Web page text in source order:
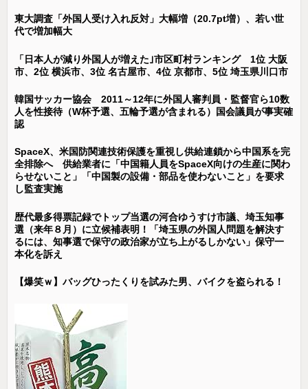
東大調査「外国人受け入れ反対」大幅増（20.7pt増）、若い世
代で増加幅大
「日本人が減り外国人が増えた｣市区町村ランキング 1位 大阪
市、2位 横浜市、3位 名古屋市、4位 京都市、5位 埼玉県川口市
韓国サッカー協会 2011～12年に外国人審判員・監督官ら10数
人を性接待（W杯予選、五輪予選が含まれる）国会議員が事実確
認
SpaceX、米国防関連技術保護を重視し供給連鎖から中国系を完
全排除へ 供給業者に「中国籍人員をSpaceX向けの生産に関わ
らせないこと」「中国製の設備・部品を使わないこと」を要求
し監査実施
歴代最多得票記録でトップ当選の河合ゆうすけ市議、埼玉知事
選（来年８月）に立候補表明！「埼玉県の外国人問題を解決す
るには、知事選で保守の政治家が立ち上がるしかない」保守一
本化を訴え
【爆笑ｗ】バッグひったくりを試みた男、バイクを盗られる！